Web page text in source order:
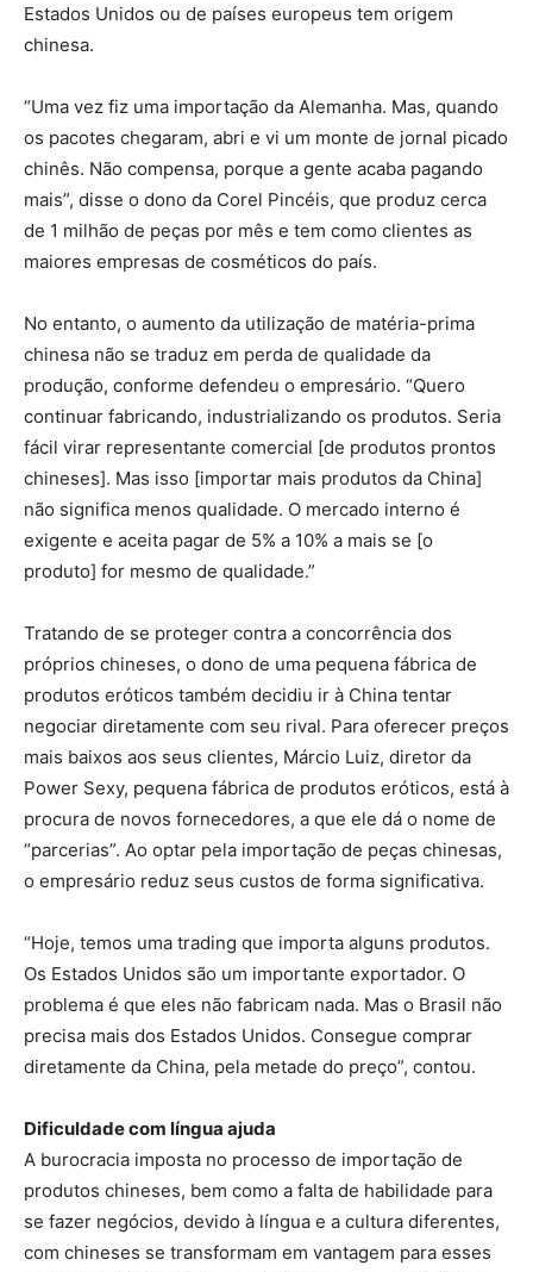
Estados Unidos ou de países europeus tem origem
chinesa.
“Uma vez fiz uma importação da Alemanha. Mas, quando
os pacotes chegaram, abri e vi um monte de jornal picado
chinês. Não compensa, porque a gente acaba pagando
mais”, disse o dono da Corel Pincéis, que produz cerca
de 1 milhão de peças por mês e tem como clientes as
maiores empresas de cosméticos do país.
No entanto, o aumento da utilização de matéria-prima
chinesa não se traduz em perda de qualidade da
produção, conforme defendeu o empresário. “Quero
continuar fabricando, industrializando os produtos. Seria
fácil virar representante comercial [de produtos prontos
chineses]. Mas isso [importar mais produtos da China]
não significa menos qualidade. O mercado interno é
exigente e aceita pagar de 5% a 10% a mais se [o
produto] for mesmo de qualidade.”
Tratando de se proteger contra a concorrência dos
próprios chineses, o dono de uma pequena fábrica de
produtos eróticos também decidiu ir à China tentar
negociar diretamente com seu rival. Para oferecer preços
mais baixos aos seus clientes, Márcio Luiz, diretor da
Power Sexy, pequena fábrica de produtos eróticos, está à
procura de novos fornecedores, a que ele dá o nome de
“parcerias”. Ao optar pela importação de peças chinesas,
o empresário reduz seus custos de forma significativa.
“Hoje, temos uma trading que importa alguns produtos.
Os Estados Unidos são um importante exportador. O
problema é que eles não fabricam nada. Mas o Brasil não
precisa mais dos Estados Unidos. Consegue comprar
diretamente da China, pela metade do preço”, contou.
Dificuldade com língua ajuda
A burocracia imposta no processo de importação de
produtos chineses, bem como a falta de habilidade para
se fazer negócios, devido à língua e a cultura diferentes,
com chineses se transformam em vantagem para esses